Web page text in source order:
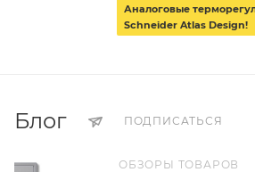
Аналоговые
Schneider Atlas Design!
Блог ПОДПИСАТЬСЯ
ОБЗОРЫ ТОВАРОВ